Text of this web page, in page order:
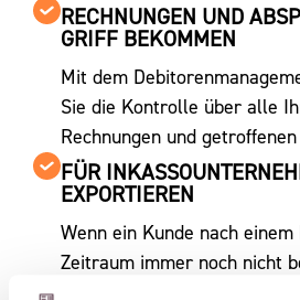
RECHNUNGEN UND
GRIFF BEKOMMEN
Mit dem
Sie die Kontrolle über alle
Rechnungen und
FÜR
EXPORTIEREN
Wenn ein Kunde nach
Zeitraum immer noch nicht
Sie mit dem Modul die